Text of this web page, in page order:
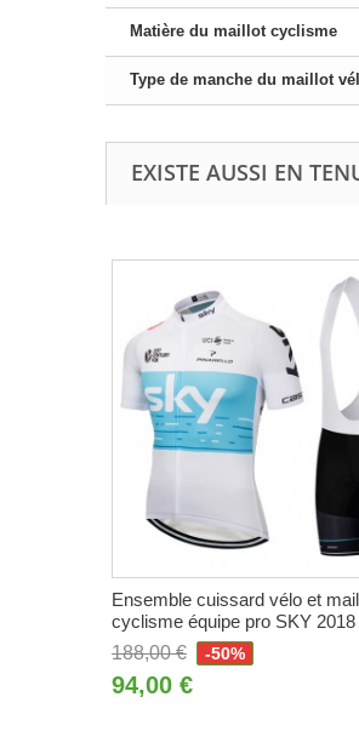
Matière du maillot cyclisme
Type de manche du maillot
EXISTE AUSSI EN
Ensemble cuissard vélo et
cyclisme équipe pro SKY 2018
188,00 €
-50%
94,00 €